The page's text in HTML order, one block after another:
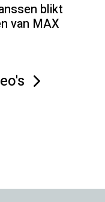
blikt
van MAX